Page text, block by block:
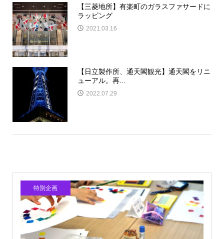
【三菱地所】有楽町のガラスファサードに
ラッピング
2021.03.16
【日立製作所、通天閣観光】通天閣をリニ
ューアル。再...
2022.07.29
特別企画